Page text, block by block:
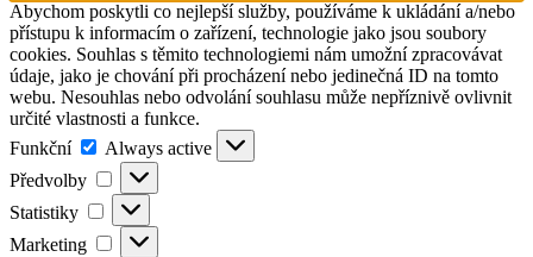
Abychom poskytli co nejlepší služby, používáme k ukládání a/nebo
přístupu k informacím o zařízení, technologie jako jsou soubory
cookies. Souhlas s těmito technologiemi nám umožní zpracovávat
údaje, jako je chování při procházení nebo jedinečná ID na tomto
webu. Nesouhlas nebo odvolání souhlasu může nepříznivě ovlivnit
určité vlastnosti a funkce.
Funkční
Funkční
Always active
Předvolby
Předvolby
Statistiky Statistiky
Marketing Marketing